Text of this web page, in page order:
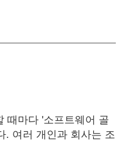
때마다 '소프트웨어 골
. 여러 개인과 회사는 조